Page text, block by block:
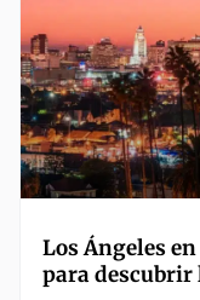
Los Ángeles
para descubrir